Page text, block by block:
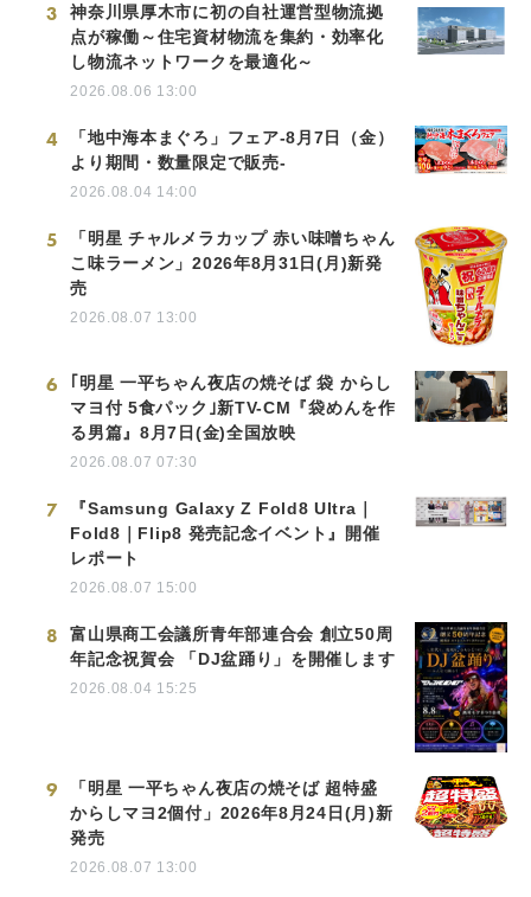
3
神奈川県厚木市に初の自社運営型物流拠
点が稼働～住宅資材物流を集約・効率化
し物流ネットワークを最適化～
2026.08.06 13:00
4
「地中海本まぐろ」フェア-8月7日（金）
より期間・数量限定で販売-
2026.08.04 14:00
5
「明星 チャルメラカップ 赤い味噌ちゃん
こ味ラーメン」2026年8月31日(月)新発
売
2026.08.07 13:00
6
｢明星 一平ちゃん夜店の焼そば 袋 からし
マヨ付 5食パック｣新TV-CM『袋めんを作
る男篇』8月7日(金)全国放映
2026.08.07 07:30
7
『Samsung Galaxy Z Fold8 Ultra｜
Fold8｜Flip8 発売記念イベント』開催
レポート
2026.08.07 15:00
8
富山県商工会議所青年部連合会 創立50周
年記念祝賀会 「DJ盆踊り」を開催します
2026.08.04 15:25
9
「明星 一平ちゃん夜店の焼そば 超特盛
からしマヨ2個付」2026年8月24日(月)新
発売
2026.08.07 13:00